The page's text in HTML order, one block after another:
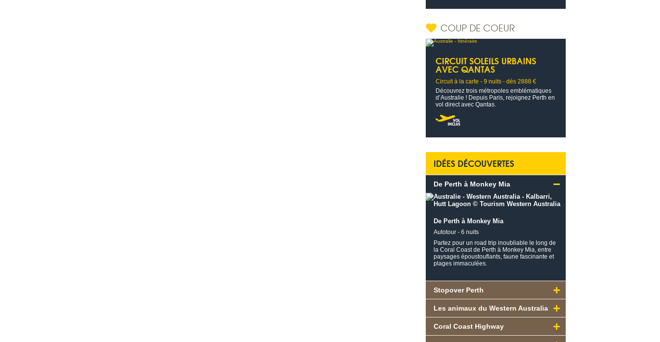
COUP DE COEUR
CIRCUIT SOLEILS URBAINS
AVEC QANTAS
Circuit à la carte - 9 nuits - dès 2888 €
Découvrez trois métropoles emblématiques
d’Australie ! Depuis Paris, rejoignez Perth en
vol direct avec Qantas.
IDÉES DÉCOUVERTES
De Perth à Monkey Mia
De Perth à Monkey Mia
Autotour - 6 nuits
Partez pour un road trip inoubliable le long de
la Coral Coast de Perth à Monkey Mia, entre
paysages époustouflants, faune fascinante et
plages immaculées.
Stopover Perth
Les animaux du Western Australia
Coral Coast Highway